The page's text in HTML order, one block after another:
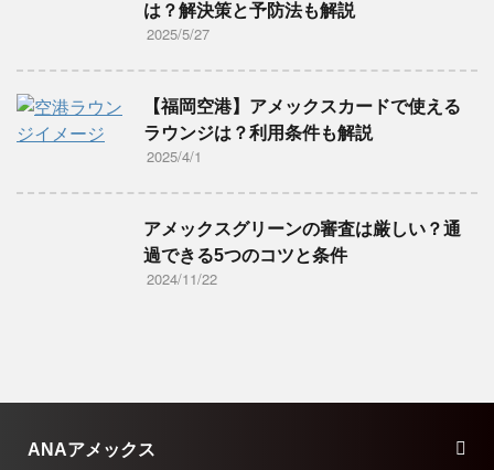
は？解決策と予防法も解説
2025/5/27
【福岡空港】アメックスカードで使える
ラウンジは？利用条件も解説
2025/4/1
アメックスグリーンの審査は厳しい？通
過できる5つのコツと条件
2024/11/22
ANAアメックス